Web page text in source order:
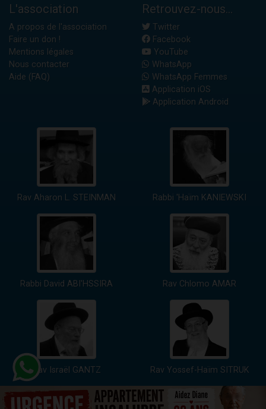
L'association
A propos de l'association
Faire un don !
Mentions légales
Nous contacter
Aide (FAQ)
Retrouvez-nous...
Twitter
Facebook
YouTube
WhatsApp
WhatsApp Femmes
Application iOS
Application Android
Rav Aharon L. STEINMAN Rabbi 'Haïm KANIEWSKI
Rabbi David ABI'HSSIRA Rav Chlomo AMAR
Rav Israël GANTZ Rav Yossef-Haïm SITRUK